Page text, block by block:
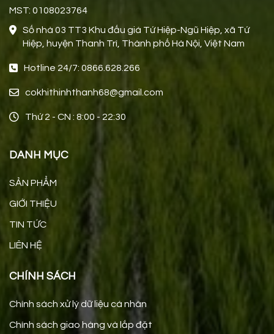
MST: 0108023764
Số nhà 03 TT3 Khu đấu giá Tứ Hiệp-Ngũ Hiệp, xã Tứ
Hiệp, huyện Thanh Trì, Thành phố Hà Nội, Việt Nam
Hotline 24/7: 0866.628.266
cokhithinhthanh68@gmail.com
Thứ 2 - CN : 8:00 - 22:30
DANH MỤC
SẢN PHẨM
GIỚI THIỆU
TIN TỨC
LIÊN HỆ
CHÍNH SÁCH
Chính sách xử lý dữ liệu cá nhân
Chính sách giao hàng và lắp đặt